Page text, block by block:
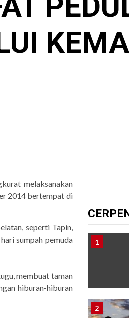
melaksanakan
2014 bertempat di
seperti Tapin,
sumpah pemuda
membuat taman
hiburan-hiburan
8
1
2